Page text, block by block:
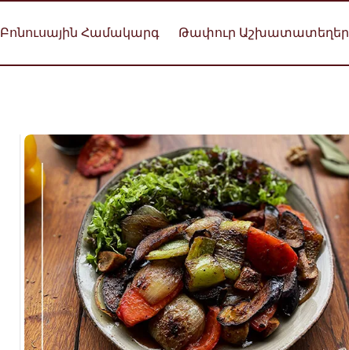
Բոնուսային Համակարգ Թափուր Աշխատատեղեր